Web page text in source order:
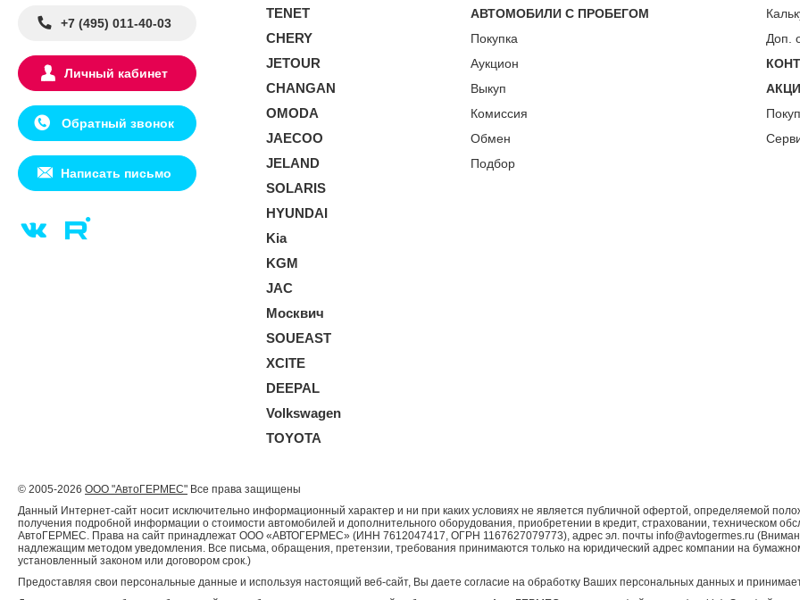
+7 (495) 011-40-03
Личный кабинет
Обратный звонок
Написать письмо
TENET
CHERY
JETOUR
CHANGAN
OMODA
JAECOO
JELAND
SOLARIS
HYUNDAI
Kia
KGM
JAC
Москвич
SOUEAST
XCITE
DEEPAL
Volkswagen
TOYOTA
АВТОМОБИЛИ С ПРОБЕГОМ
Покупка
Аукцион
Выкуп
Комиссия
Обмен
Подбор
Доп.
© 2005-2026 ООО "АвтоГЕРМЕС" Все права защищены
Данный Интернет-сайт носит исключительно информационный характер и ни при каких условиях не является публичной офертой, определяемой
получения подробной информации о стоимости автомобилей и дополнительного оборудования, приобретении в кредит, страховании, техническом
АвтоГЕРМЕС. Права на сайт принадлежат ООО «АВТОГЕРМЕС» (ИНН 7612047417, ОГРН 1167627079773), адрес эл. почты info@avtogermes.ru
надлежащим методом уведомления. Все письма, обращения, претензии, требования принимаются только на юридический адрес компании на
установленный законом или договором срок.)
Предоставляя свои персональные данные и используя настоящий веб-сайт, Вы даете согласие на обработку Ваших персональных данных и